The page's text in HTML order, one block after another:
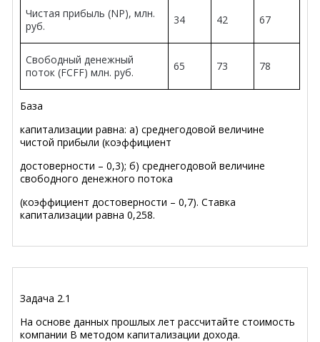
Чистая прибыль (NP), млн.
руб.
34 42 67
Свободный денежный
поток (FCFF) млн. руб. 65 73 78
База
капитализации равна: а) среднегодовой величине
чистой прибыли (коэффициент
достоверности – 0,3); б) среднегодовой величине
свободного денежного потока
(коэффициент достоверности – 0,7). Ставка
капитализации равна 0,258.
Задача 2.1
На основе данных прошлых лет рассчитайте стоимость
компании В методом капитализации дохода.